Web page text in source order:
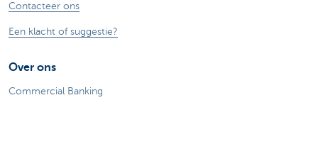
Contacteer ons
Een klacht of suggestie?
Over ons
Commercial Banking